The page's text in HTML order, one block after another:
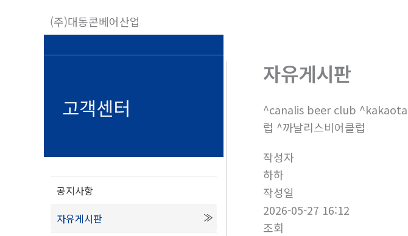
(주)대동콘베어산업
고객센터
공지사항
자유게시판
자유게시판
^canalis beer club
럽 ^까날리스비어클럽
작성자
하하
작성일
2026-05-27 16:12
조회